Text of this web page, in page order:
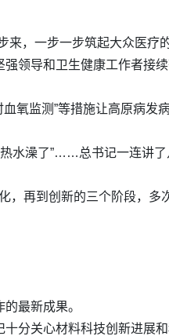
来，一步一步筑起大众医疗
领导和卫生健康工作者接
氧监测”等措施让高原病发
热水澡了”……总书记一连讲
，再到创新的三个阶段，多
最新成果。
分关心材料科技创新进展和